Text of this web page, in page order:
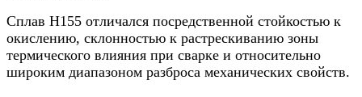
Сплав Н155 отличался посредственной стойкостью к
окислению, склонностью к растрескиванию зоны
термического влияния при сварке и относительно
широким диапазоном разброса механических свойств.